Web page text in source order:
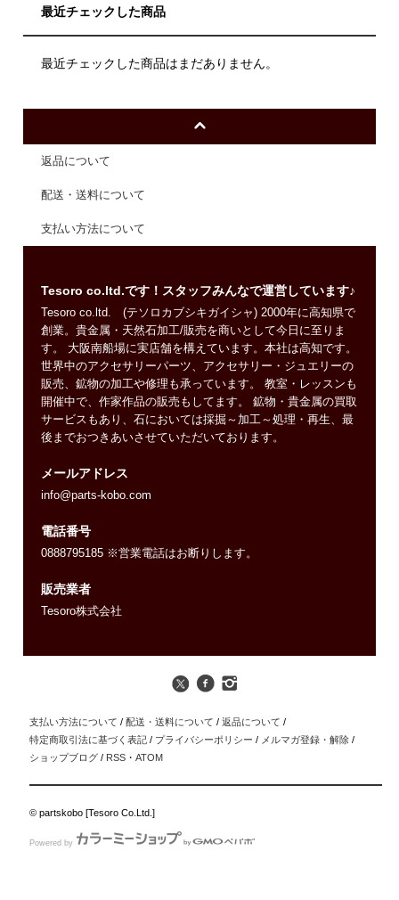
最近チェックした商品
最近チェックした商品はまだありません。
返品について
配送・送料について
支払い方法について
Tesoro co.ltd.です！スタッフみんなで運営しています♪
Tesoro co.ltd. (テソロカブシキガイシャ) 2000年に高知県で
創業。貴金属・天然石加工/販売を商いとして今日に至りま
す。 大阪南船場に実店舗を構えています。本社は高知です。
世界中のアクセサリーパーツ、アクセサリー・ジュエリーの
販売、鉱物の加工や修理も承っています。 教室・レッスンも
開催中で、作家作品の販売もしてます。 鉱物・貴金属の買取
サービスもあり、石においては採掘～加工～処理・再生、最
後までおつきあいさせていただいております。
メールアドレス
info@parts-kobo.com
電話番号
0888795185 ※営業電話はお断りします。
販売業者
Tesoro株式会社
支払い方法について / 配送・送料について / 返品について /
特定商取引法に基づく表記 / プライバシーポリシー / メルマガ登録・解除 /
ショップブログ / RSS ・ATOM
© partskobo [Tesoro Co.Ltd.]
Powered by